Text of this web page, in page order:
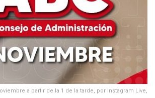
a partir de la 1 de la tarde, por Instagram Live,